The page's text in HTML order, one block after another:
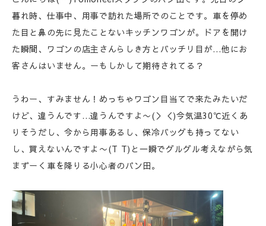
暮れ時、仕事中、用事で訪れた場所でのことです。車を停め
た目と鼻の先に見たことないキッチンワゴンが。ドアを開け
た瞬間、ワゴンの店主さんらしき方とバッチリ目が…他にお
客さんはいません。ーもしかして期待されてる？
うわー、すみません！めっちゃワゴン目当てで来たみたいだ
けど、違うんです…違うんですよ〜(＞＜)今気温30℃近くあ
りそうだし、今から用事あるし、保冷バッグも持ってない
し、買えないんですよ〜(T T)と一瞬でグルグル考えながら気
まずーく車を降りる小心者のパン田。